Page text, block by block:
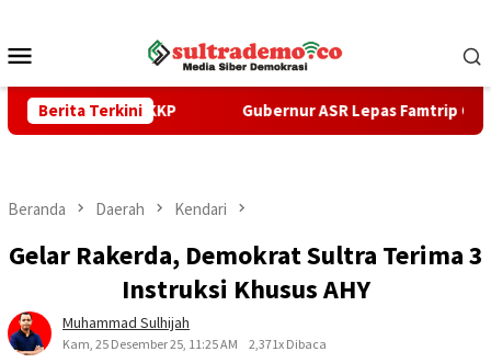
konten
Mobile
Berita Terkini
KKP Gubernur ASR Lepas Famtrip Overland
Beranda Daerah Kendari
Gelar Rakerda, Demokrat Sultra Terima 3
Instruksi Khusus AHY
Muhammad Sulhijah
Kam, 25 Desember 25, 11:25 AM 2,371x Dibaca